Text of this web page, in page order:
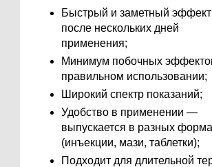
Быстрый и заметный
после нескольких дней
применения;
Минимум побочных
правильном использовании;
Широкий спектр показаний;
Удобство в применении —
выпускается в разных
(инъекции, мази, таблетки);
Подходит для длительной